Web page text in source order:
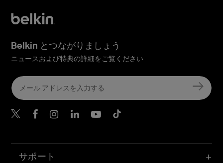
サポート
Belkin とつながりましょう
ニュースおよび特典の詳細をご覧ください
Belkin Twitter
Belkin Facebook
Belkin Instagram
Belkin LinkedIn
Belkin Youtube
Belkin TikTok